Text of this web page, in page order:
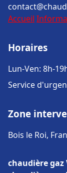
Accueil
Horaires
Lun-Ven: 8h-
Service
Zone
Bois le Roi,
chaudière gaz